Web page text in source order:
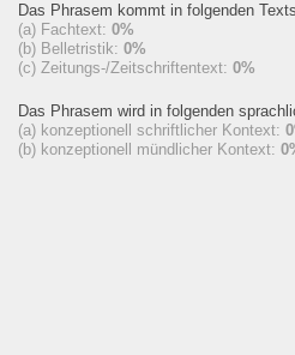
Das Phrasem kommt in folgenden
(a) Fachtext: 0%
(b) Belletristik: 0%
(c) Zeitungs-/Zeitschriftentext: 0%
Das Phrasem wird in folgenden
(a) konzeptionell schriftlicher Kontext:
(b) konzeptionell mündlicher Kontext: